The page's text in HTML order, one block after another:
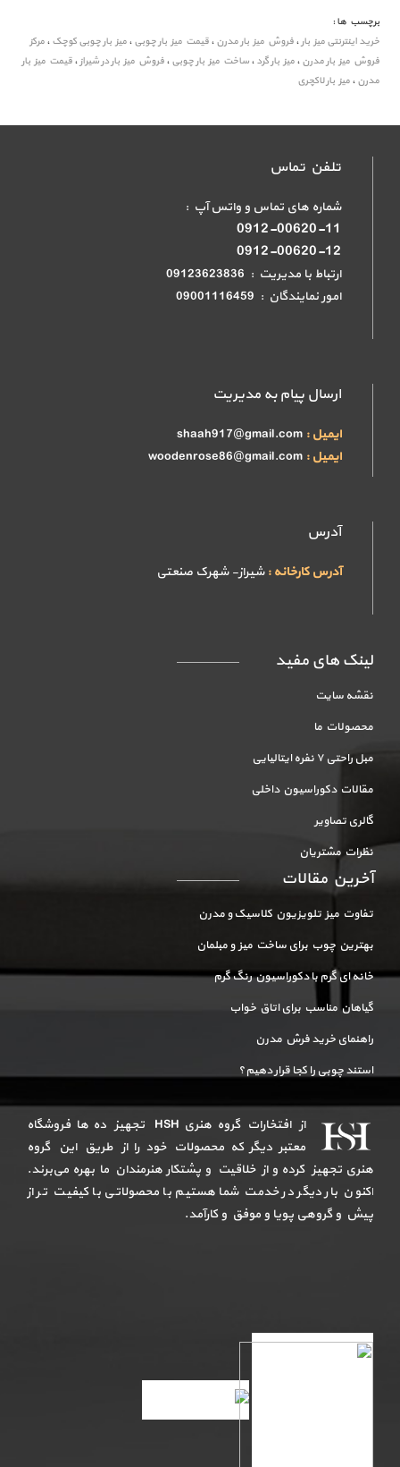
برچسب ها :
خرید اینترنتی میز بار،فروش میز بار مدرن،قیمت میز بار چوبی،میز بار چوبی کوچک،مرکز
فروش میز بار مدرن،میز بار گرد،ساخت میز بار چوبی،فروش میز بار در شیراز،قیمت میز بار
مدرن،میز بار لاکچری
تلفن تماس
شماره های تماس و واتس آپ :
0912-00620-11
0912-00620-12
ارتباط با مدیریت : 09123623836
امور نمایندگان : 09001116459
ارسال پیام به مدیریت
ایمیل :
ایمیل : woodenrose86@gmail.com
آدرس
آدرس کارخانه :شیراز- شهرک صنعتی
لینک های مفید
نقشه سایت
محصولات ما
مبل راحتی ۷ نفره ایتالیایی
مقالات دکوراسیون داخلی
گالری تصاویر
نظرات مشتریان
آخرین مقالات
تفاوت میز تلویزیون کلاسیک و مدرن
بهترین چوب برای ساخت میز و مبلمان
خانه ای گرم با دکوراسیون رنگ گرم
گیاهان مناسب برای اتاق خواب
راهنمای خرید فرش مدرن
استند چوبی را کجا قرار دهیم؟
از افتخارات گروه هنری HSH تجهیز ده ها فروشگاه
معتبر دیگر که محصولات خود را از طریق این گروه
هنری تجهیز کرده و از خلاقیت و پشتکار هنرمندان ما بهره می‌برند.
اکنون بار دیگر در خدمت شما هستیم با محصولاتی با کیفیت تر از
پیش و گروهی پویا و موفق و کارآمد.